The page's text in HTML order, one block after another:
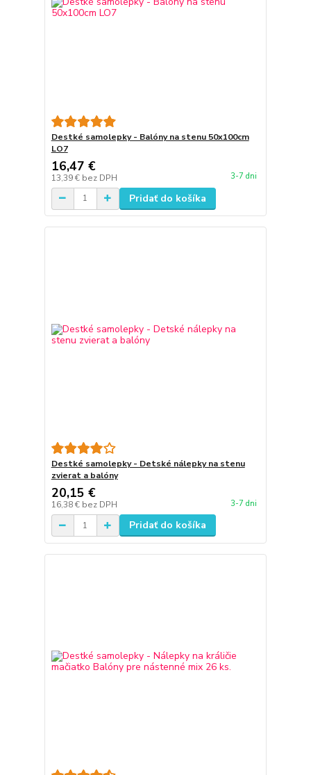
Destké samolepky - Balóny na stenu 50x100cm
LO7
16,47 €
13,39 € bez DPH 3-7 dni
Pridať do košíka
Destké samolepky - Detské nálepky na stenu
zvierat a balóny
20,15 €
16,38 € bez DPH 3-7 dni
Pridať do košíka